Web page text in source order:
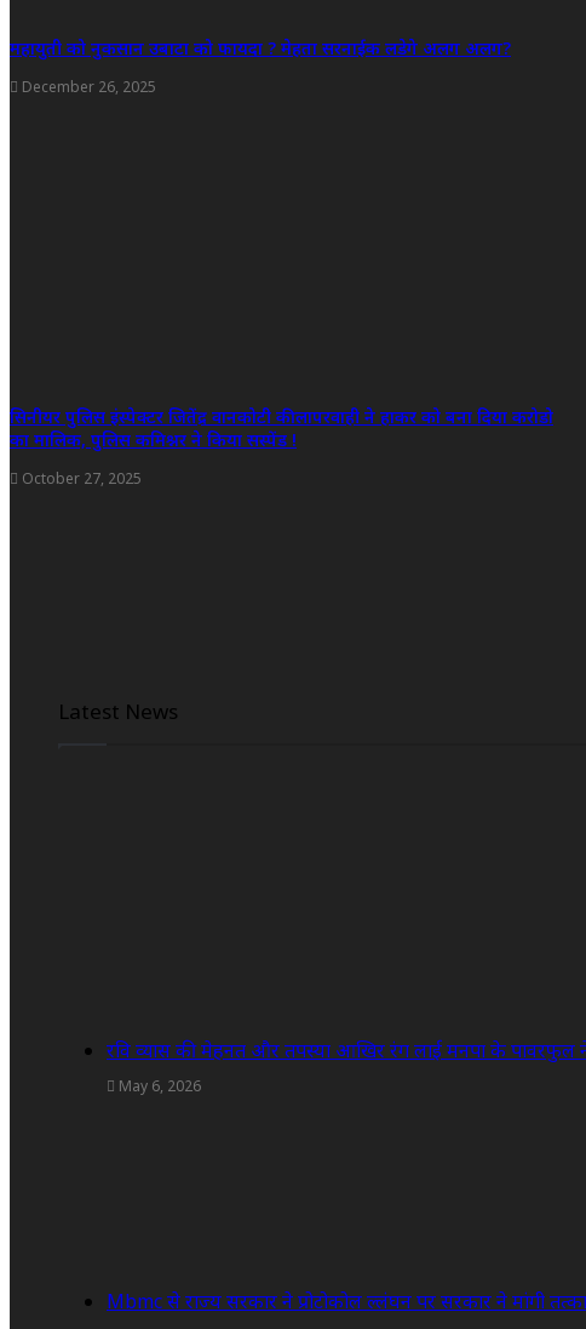
महायुती को नुकसान उबाटा को फायदा ? मेहता सरनाईक लडेगे अलग अलग?
December 26, 2025
सिनीयर पुलिस इंस्पेक्टर जितेंद्र वानकोटी की लापरवाही ने हाकर को बना दिया करोडो
का मालिक, पुलिस कमिश्नर ने किया सस्पेंड !
October 27, 2025
Latest News
रवि व्यास की मेहनत और तपस्या आखिर रंग लाई मनपा के पावरफुल
May 6, 2026
Mbmc से राज्य सरकार ने प्रोटोकोल ल्लंघन पर सरकार ने मांगी